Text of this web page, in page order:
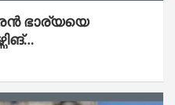
ഭാര്യയെ
വാഗ്ദാനം